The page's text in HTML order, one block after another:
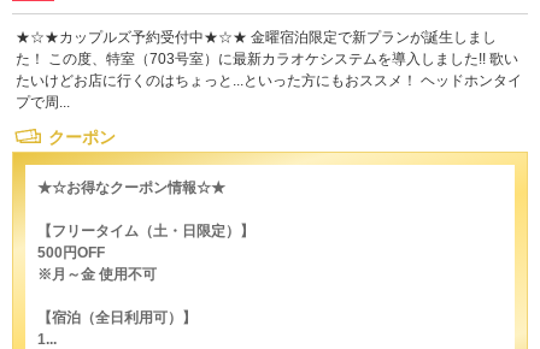
★☆★カップルズ予約受付中★☆★ 金曜宿泊限定で新プランが誕生しまし
た！ この度、特室（703号室）に最新カラオケシステムを導入しました!! 歌い
たいけどお店に行くのはちょっと...といった方にもおススメ！ ヘッドホンタイ
プで周...
クーポン
★☆お得なクーポン情報☆★
【フリータイム（土・日限定）】
500円OFF
※月～金 使用不可
【宿泊（全日利用可）】
1...